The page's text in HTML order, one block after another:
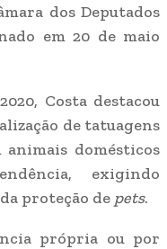
dos Deputados
em 20 de maio
Costa destacou
de tatuagens
domésticos
exigindo
proteção de pets.
própria ou por